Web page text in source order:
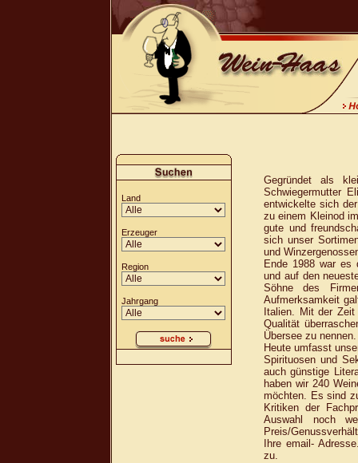
Land
Erzeuger
Region
Jahrgang
Gegründet als
Schwiegermutter
entwickelte sich
zu einem Kleinod
gute und
sich unser
und
Ende 1988 war es
und auf den
Söhne des
Aufmerksamkeit
Italien. Mit der
Qualität
Übersee zu nennen.
Heute umfasst
Spirituosen und
auch günstige
haben wir 240
möchten. Es sind
Kritiken der
Auswahl noch
Preis/
Ihre email-
zu.